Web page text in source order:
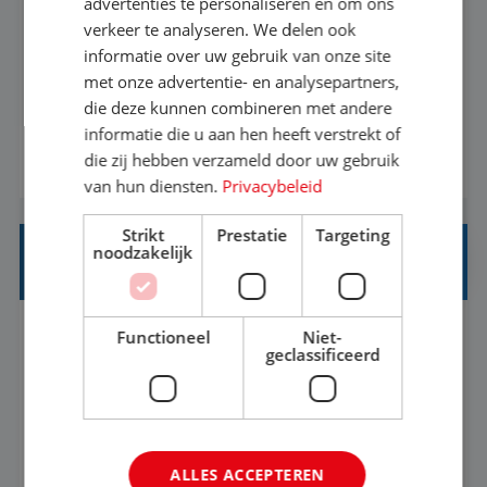
Met jouw ervaring in de reisbranche of
achtergrond in toerisme ben je klaar voor de
volgende stap. Vanaf je stoel reis je de hele
wereld over en speel je moeiteloos in op de
wensen van je team, je klant en wat er in de
reiswereld gebeurt. Met je enthousiasme weet je
klanten te overtuigen om die droomreis te
boeken! ...
BEKIJK VACATURE
REISADVISEUR ALLROUND
Aalsmeer, Noord-Holland, Nederland
Baan
MBO
het nu voor jezelf is, of voor een ander: jij vindt
verkeer te analyseren. We delen ook
informatie over uw gebruik van onze site
met onze advertentie- en analysepartners,
die deze kunnen combineren met andere
informatie die u aan hen heeft verstrekt of
die zij hebben verzameld door uw gebruik
van hun diensten. Privacybeleid
Strikt
noodzakelijk
Prestatie Targeting
Functioneel
Niet-
geclassificeerd
ALLES ACCEPTEREN